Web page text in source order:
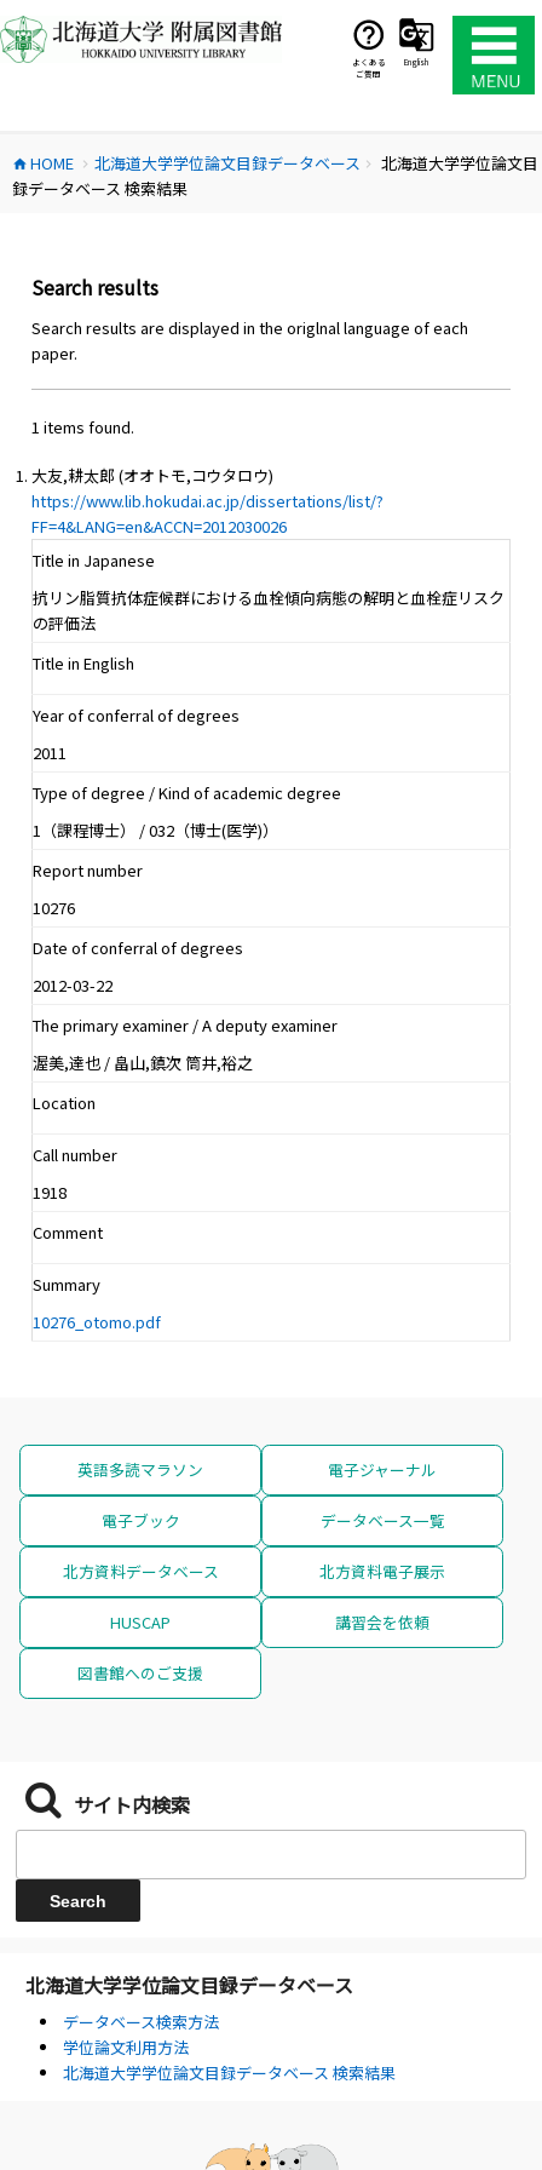
ン
テ
ス
キ
よくある
ご質問
English
home HOME chevron_right 北海道大学学位論文目録データベース chevron_right
北海道大学学位論文目
録データベース 検索結果
Search results
Search results are displayed in the origlnal language of each
paper.
1 items found.
大友,耕太郎 (オオトモ,コウタロウ)
https://www.lib.hokudai.ac.jp/dissertations/list/?
FF=4&LANG=en&ACCN=2012030026
Title in Japanese
抗リン脂質抗体症候群における血栓傾向病態の解明と血栓症リスク
の評価法
Title in English
Year of conferral of degrees
2011
Type of degree / Kind of academic degree
1（課程博士） / 032（博士(医学)）
Report number
10276
Date of conferral of degrees
2012-03-22
The primary examiner / A deputy examiner
渥美,達也 / 畠山,鎮次 筒井,裕之
Location
Call number
1918
Comment
Summary
10276_otomo.pdf
英語多読マラソン 電子ジャーナル
電子ブック データベース一覧
北方資料データベース 北方資料電子展示
HUSCAP 講習会を依頼
図書館へのご支援
サイト内検索
北海道大学学位論文目録データベース
データベース検索方法
学位論文利用方法
北海道大学学位論文目録データベース 検索結果